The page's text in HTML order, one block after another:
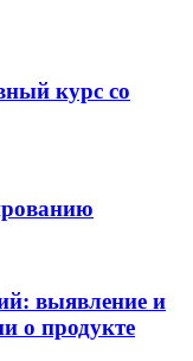
курс со
выявление и
о продукте